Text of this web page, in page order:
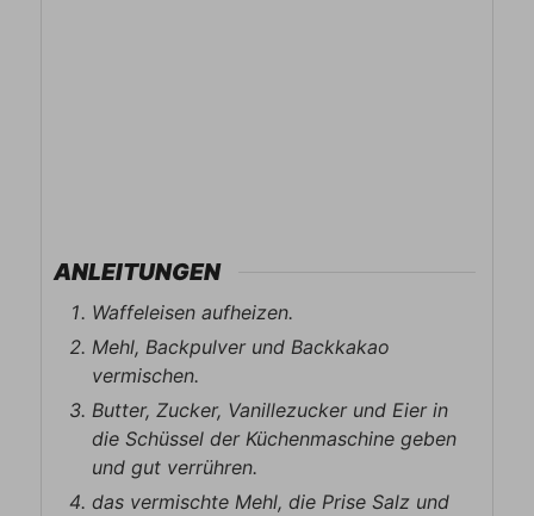
ANLEITUNGEN
Waffeleisen aufheizen.
Mehl, Backpulver und Backkakao
vermischen.
Butter, Zucker, Vanillezucker und Eier in
die Schüssel der Küchenmaschine geben
und gut verrühren.
das vermischte Mehl, die Prise Salz und